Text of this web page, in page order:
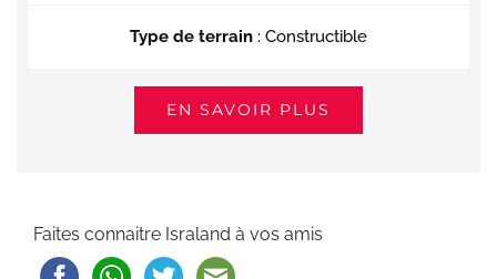
Type de terrain : Constructible
EN SAVOIR PLUS
Faites connaitre Israland à vos amis